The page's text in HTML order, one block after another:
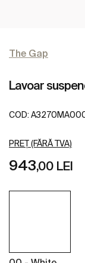
The Gap
Lavoar
COD:
PREȚ (FĂRĂ TVA)
943,00 LEI